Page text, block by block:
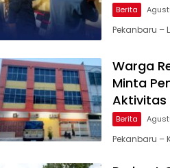
Berita
Pekanbaru –
Warga
Minta
Aktivitas
Berita
Pekanbaru –